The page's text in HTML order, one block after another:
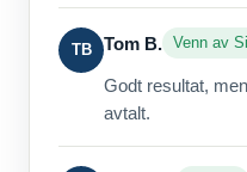
TB Tom B. Venn av
Godt resultat,
avtalt.